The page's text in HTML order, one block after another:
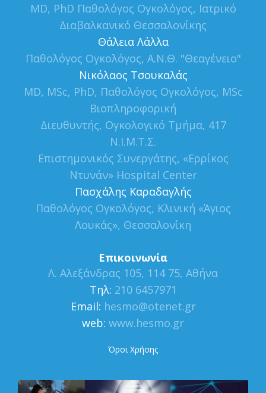
MD, PhD Παθολόγος Ογκολόγος, Ιατρικό
Διαβαλκανικό Θεσσαλονίκης
Θάλεια Λάλλα
Παθολόγος Ογκολόγος, Α.Ν.Θ. "Θεαγένειο"
Νικόλαος Τσουκαλάς
MD, MSc, PhD, Παθολόγος Ογκολόγος, MSc
Βιοπληροφορική
Διευθυντής, Ογκολογικό Τμήμα, 417
Ν.Ι.Μ.Τ.Σ.
Επιστημονικός Συνεργάτης, «Ερρίκος
Ντυνάν» Hospital Center
Πασχάλης Καραδαγλής
Παθολόγος Ογκολόγος, Κλινική «Άγιος
Λουκάς», Θεσσαλονίκη
Επικοινωνία
Λ. Αλεξάνδρας 105, 114 75, Αθήνα
Τηλ: 210 6457971
Εmail: hesmo@otenet.gr
web: www.hesmo.gr
Όροι Χρήσης